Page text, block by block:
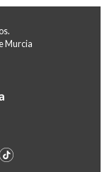
Murcia